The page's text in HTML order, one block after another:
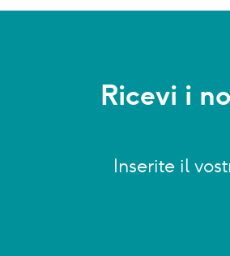
Ricevi i
Inserite il